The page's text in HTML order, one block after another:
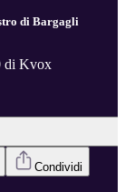
di Bargagli
di Kvox
Condividi